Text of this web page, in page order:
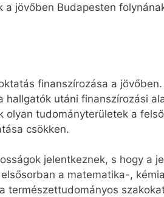
jövőben Budapesten
finanszírozása a
utáni finanszírozási
olyan tudományterületek a
csökken.
jelentkeznek, s hogy a
a matematika-,
természettudományos